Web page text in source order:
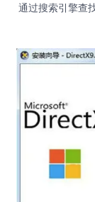
通过搜索引擎查